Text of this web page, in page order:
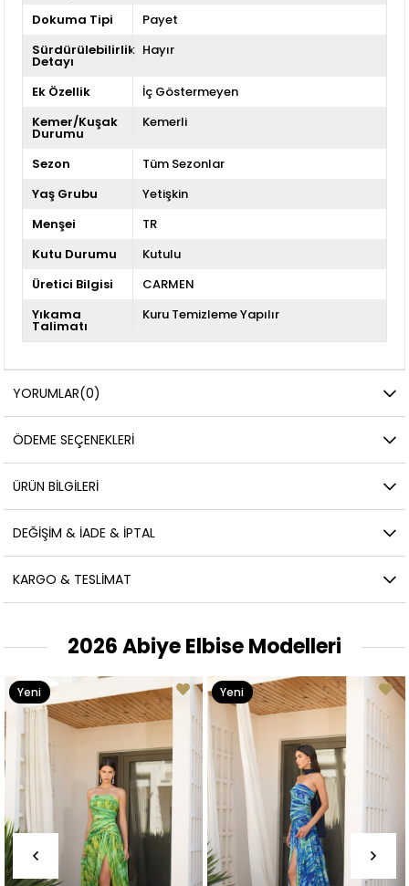
Dokuma Tipi
Payet
Sürdürülebilirlik
Detayı
Hayır
Ek Özellik
İç Göstermeyen
Kemer/Kuşak
Durumu
Kemerli
Sezon
Tüm Sezonlar
Yaş Grubu
Yetişkin
Menşei
TR
Kutu Durumu
Kutulu
Üretici Bilgisi
CARMEN
Yıkama
Talimatı
Kuru Temizleme Yapılır
YORUMLAR(0)
ÖDEME SEÇENEKLERI
ÜRÜN BILGILERI
DEĞIŞIM & İADE & İPTAL
KARGO & TESLIMAT
2026 Abiye Elbise Modelleri
Yeni
Ürün
Yeni
Ürün